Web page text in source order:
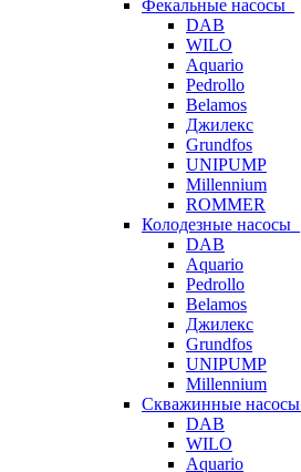
Фекальные насосы
DAB
WILO
Aquario
Pedrollo
Belamos
Джилекс
Grundfos
UNIPUMP
Millennium
ROMMER
Колодезные насосы
DAB
Aquario
Pedrollo
Belamos
Джилекс
Grundfos
UNIPUMP
Millennium
Скважинные насосы
DAB
WILO
Aquario